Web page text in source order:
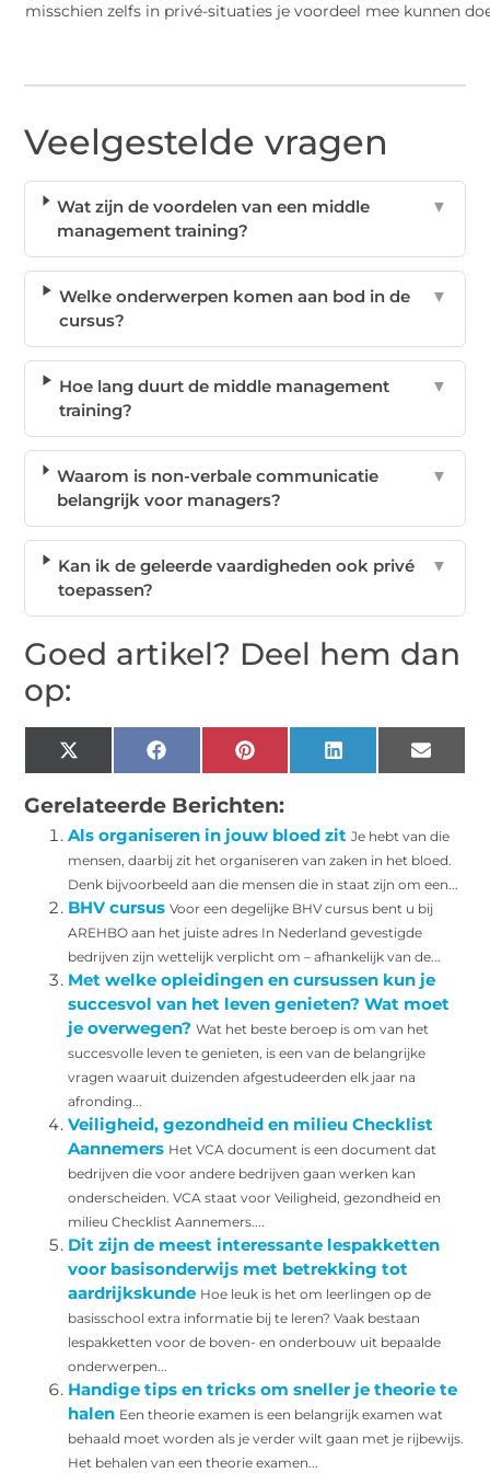
misschien zelfs in privé-situaties je voordeel mee kunnen
Veelgestelde vragen
Wat zijn de voordelen van een middle
management training?
▼
Welke onderwerpen komen aan bod in de
cursus?
▼
Hoe lang duurt de middle management
training?
▼
Waarom is non-verbale communicatie
belangrijk voor managers?
▼
Kan ik de geleerde vaardigheden ook privé
toepassen?
▼
Goed artikel? Deel hem dan
op:
X
(Twitter)
Facebook Pinterest LinkedIn Email
Gerelateerde Berichten:
Als organiseren in jouw bloed zit Je hebt van die
mensen, daarbij zit het organiseren van zaken in het bloed.
Denk bijvoorbeeld aan die mensen die in staat zijn om een...
BHV cursus Voor een degelijke BHV cursus bent u bij
AREHBO aan het juiste adres In Nederland gevestigde
bedrijven zijn wettelijk verplicht om – afhankelijk van de...
Met welke opleidingen en cursussen kun je
succesvol van het leven genieten? Wat moet
je overwegen? Wat het beste beroep is om van het
succesvolle leven te genieten, is een van de belangrijke
vragen waaruit duizenden afgestudeerden elk jaar na
afronding...
Veiligheid, gezondheid en milieu Checklist
Aannemers Het VCA document is een document dat
bedrijven die voor andere bedrijven gaan werken kan
onderscheiden. VCA staat voor Veiligheid, gezondheid en
milieu Checklist Aannemers....
Dit zijn de meest interessante lespakketten
voor basisonderwijs met betrekking tot
aardrijkskunde Hoe leuk is het om leerlingen op de
basisschool extra informatie bij te leren? Vaak bestaan
lespakketten voor de boven- en onderbouw uit bepaalde
onderwerpen...
Handige tips en tricks om sneller je theorie te
halen Een theorie examen is een belangrijk examen wat
behaald moet worden als je verder wilt gaan met je rijbewijs.
Het behalen van een theorie examen...